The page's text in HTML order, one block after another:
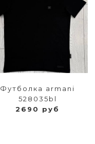
Футболка armani
528035bl
2690 руб